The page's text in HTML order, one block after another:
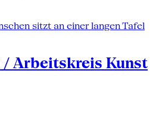
Arbeitskreis Kunst